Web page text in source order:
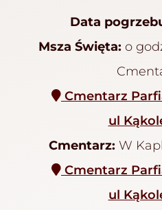
Data
Msza Święta: o
Cmentarz
ul
Cmentarz: W
Cmentarz
ul